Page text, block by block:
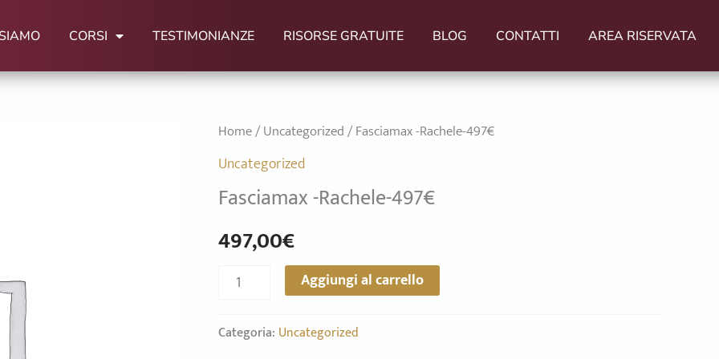
CORSI TESTIMONIANZE RISORSE GRATUITE BLOG CONTATTI AREA RISERVATA
Home/Uncategorized/ Fasciamax -Rachele-497€
Uncategorized
Fasciamax -Rachele-497€
497,00€
Fasciamax
-
Rachele-
497€
quantità
Aggiungi al carrello
Categoria: Uncategorized